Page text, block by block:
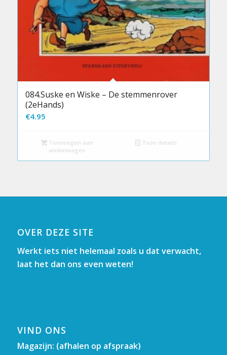
084.Suske en Wiske – De stemmenrover
(2eHands)
€4.95
Toevoegen aan
winkelwagen
Toon details
OVER DEZE SITE
Werkt iets niet helemaal zoals u dat verwacht,
laat het dan ons even weten!
VIND ONS
Magazijn: (afhalen op afspraak)